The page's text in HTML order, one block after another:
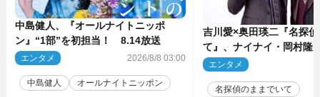
中島健人、『オールナイトニッポ
ン』“1部”を初担当！ 8.14放送
エンタメ 2026/8/8 03:00
中島健人 オールナイトニッポン
吉川愛×奥田瑛二『名探
て』、ナイナイ・岡村隆
のゲスト出演が決定！
エンタメ
名探偵のままでいて